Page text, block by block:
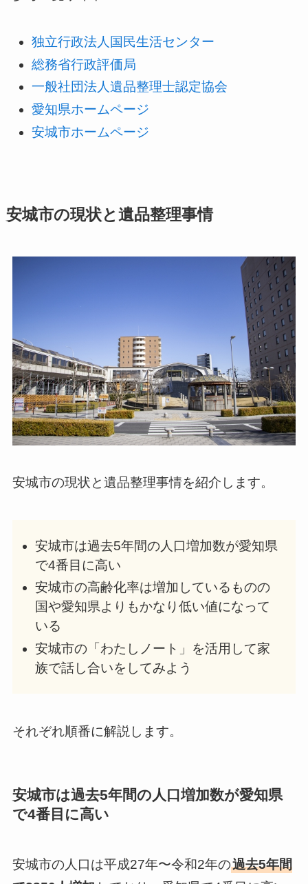
独立行政法人国民生活センター
総務省行政評価局
一般社団法人遺品整理士認定協会
愛知県ホームページ
安城市ホームページ
安城市の現状と遺品整理事情
安城市の現状と遺品整理事情を紹介します。
安城市は過去5年間の人口増加数が愛知県
で4番目に高い
安城市の高齢化率は増加しているものの
国や愛知県よりもかなり低い値になって
いる
安城市の「わたしノート」を活用して家
族で話し合いをしてみよう
それぞれ順番に解説します。
安城市は過去5年間の人口増加数が愛知県
で4番目に高い
安城市の人口は平成27年〜令和2年の過去5年間